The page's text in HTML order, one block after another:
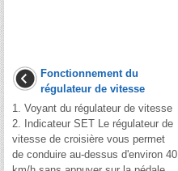
Fonctionnement du
régulateur de vitesse
1. Voyant du régulateur de vitesse
2. Indicateur SET Le régulateur de
vitesse de croisière vous permet
de conduire au-dessus d'environ 40